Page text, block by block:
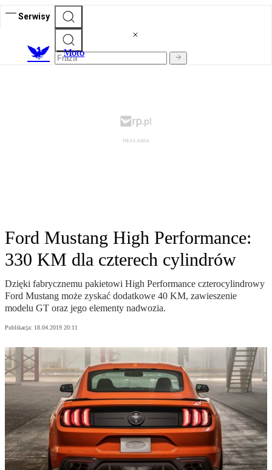
Serwisy
Moto
Ford Mustang High Performance:
330 KM dla czterech cylindrów
Dzięki fabrycznemu pakietowi High Performance czterocylindrowy
Ford Mustang może zyskać dodatkowe 40 KM, zawieszenie
modelu GT oraz jego elementy nadwozia.
Publikacja: 18.04.2019 20:11